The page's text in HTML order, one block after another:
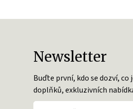
Newsletter
Buďte první, kdo se dozví,
doplňků, exkluzivních